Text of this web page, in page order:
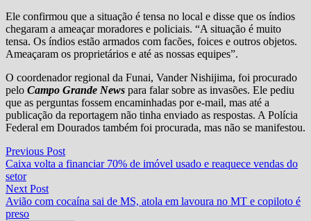
Ele confirmou que a situação é tensa no local e disse que os índios
chegaram a ameaçar moradores e policiais. “A situação é muito
tensa. Os índios estão armados com facões, foices e outros objetos.
Ameaçaram os proprietários e até as nossas equipes”.
O coordenador regional da Funai, Vander Nishijima, foi procurado
pelo Campo Grande News para falar sobre as invasões. Ele pediu
que as perguntas fossem encaminhadas por e-mail, mas até a
publicação da reportagem não tinha enviado as respostas. A Polícia
Federal em Dourados também foi procurada, mas não se manifestou.
Navegação
de
Post
Previous PostPrevious
post:
Caixa volta a financiar 70% de imóvel usado e reaquece vendas do
setor
Next PostNext
post:
Avião com cocaína sai de MS, atola em lavoura no MT e copiloto é
preso